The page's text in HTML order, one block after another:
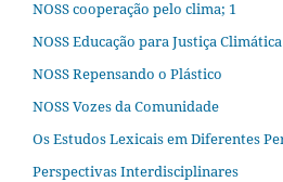
NOSS cooperação pelo clima; 1
NOSS Educação para Justiça Climática
NOSS Repensando o Plástico
NOSS Vozes da Comunidade
Os Estudos Lexicais em Diferentes
Perspectivas Interdisciplinares